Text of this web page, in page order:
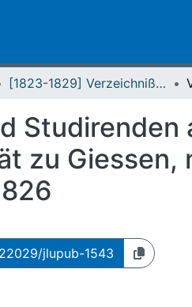
[1823-1829] Verzeichniß der dermaligen Lehrer und Studirenden auf der Großherzoglich-Hessischen Universität zu Giessen
Studirenden
zu Giessen,
jlupub-1543